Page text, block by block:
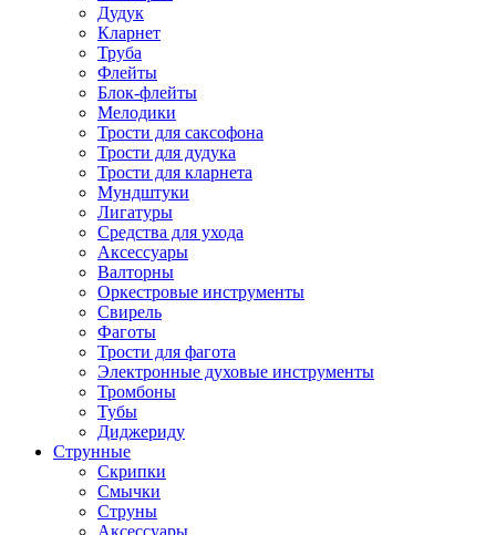
Дудук
Кларнет
Труба
Флейты
Блок-флейты
Мелодики
Трости для саксофона
Трости для дудука
Трости для кларнета
Мундштуки
Лигатуры
Средства для ухода
Аксессуары
Валторны
Оркестровые инструменты
Свирель
Фаготы
Трости для фагота
Электронные духовые инструменты
Тромбоны
Тубы
Диджериду
Струнные
Скрипки
Смычки
Струны
Аксессуары